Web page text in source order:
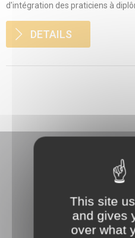
d'intégration des praticiens à
DETAILS
3 rue
92240
This site
and gives
over what